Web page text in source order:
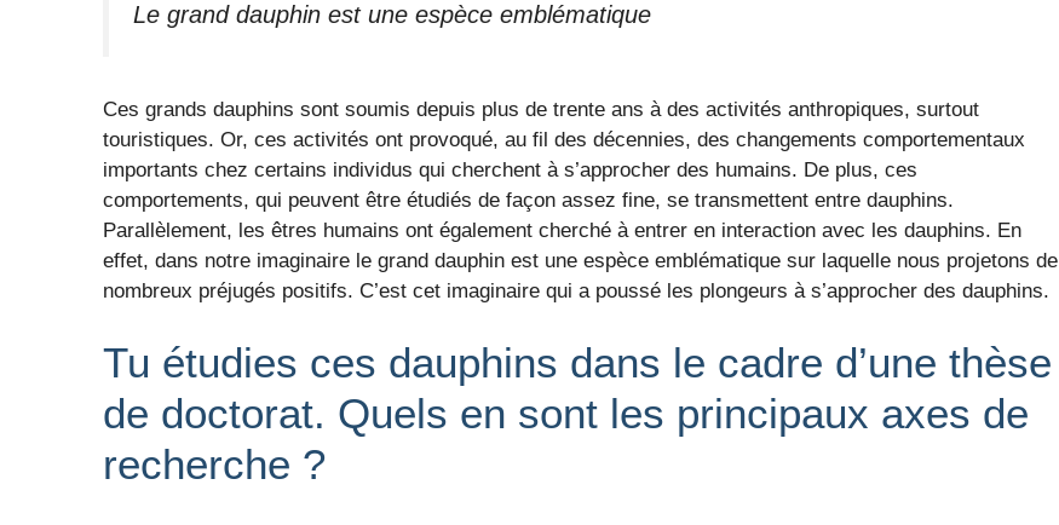
Le grand dauphin est une espèce emblématique
Ces grands dauphins sont soumis depuis plus de trente ans à des activités anthropiques, surtout
touristiques. Or, ces activités ont provoqué, au fil des décennies, des changements comportementaux
importants chez certains individus qui cherchent à s’approcher des humains. De plus, ces
comportements, qui peuvent être étudiés de façon assez fine, se transmettent entre dauphins.
Parallèlement, les êtres humains ont également cherché à entrer en interaction avec les dauphins. En
effet, dans notre imaginaire le grand dauphin est une espèce emblématique sur laquelle nous projetons de
nombreux préjugés positifs. C’est cet imaginaire qui a poussé les plongeurs à s’approcher des dauphins.
Tu étudies ces dauphins dans le cadre d’une thèse
de doctorat. Quels en sont les principaux axes de
recherche ?